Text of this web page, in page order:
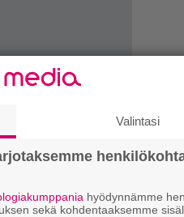
Valintasi
hyödynnämme
sekä kohdentaaksemme